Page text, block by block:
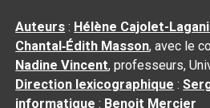
Auteurs : Hélène Cajolet-
Chantal‑Édith Masson, avec le
Nadine Vincent, professeurs,
Direction lexicographique :
informatique : Benoit Mercier